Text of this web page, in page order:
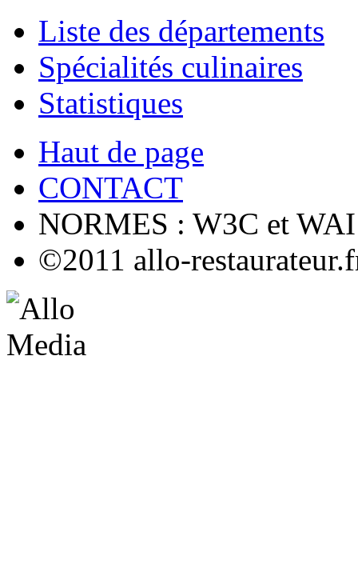
Liste des départements
Spécialités culinaires
Statistiques
Haut de page
CONTACT
NORMES : W3C et WAI
©2011 allo-